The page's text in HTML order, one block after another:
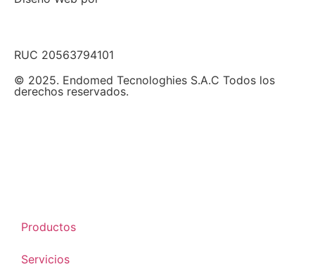
RUC 20563794101
© 2025. Endomed Tecnologhies S.A.C Todos los
derechos reservados.
Productos
Servicios